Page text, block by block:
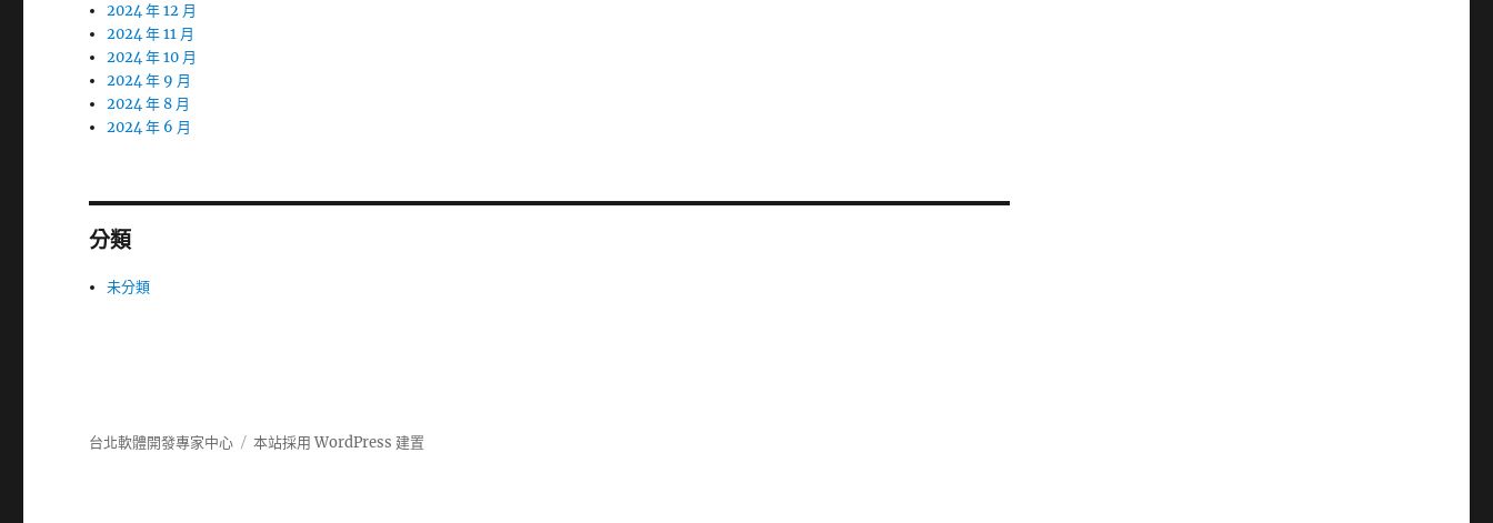
2024 年 12 月
2024 年 11 月
2024 年 10 月
2024 年 9 月
2024 年 8 月
2024 年 6 月
分類
未分類
台北軟體開發專家中心 本站採用 WordPress 建置